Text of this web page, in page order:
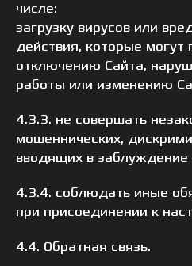
числе:
загрузку вирусов или
действия, которые могут
отключению Сайта,
работы или изменению
4.3.3. не совершать
мошеннических,
вводящих в заблуждение
4.3.4. соблюдать иные
при присоединении к
4.4. Обратная связь.